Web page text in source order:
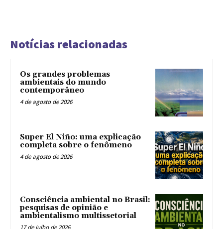
Notícias relacionadas
Os grandes problemas
ambientais do mundo
contemporâneo
4 de agosto de 2026
Super El Niño: uma explicação
completa sobre o fenômeno
4 de agosto de 2026
Consciência ambiental no Brasil:
pesquisas de opinião e
ambientalismo multissetorial
17 de julho de 2026